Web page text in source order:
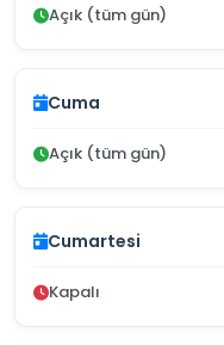
Açık (tüm gün)
Cuma
Açık (tüm gün)
Cumartesi
Kapalı